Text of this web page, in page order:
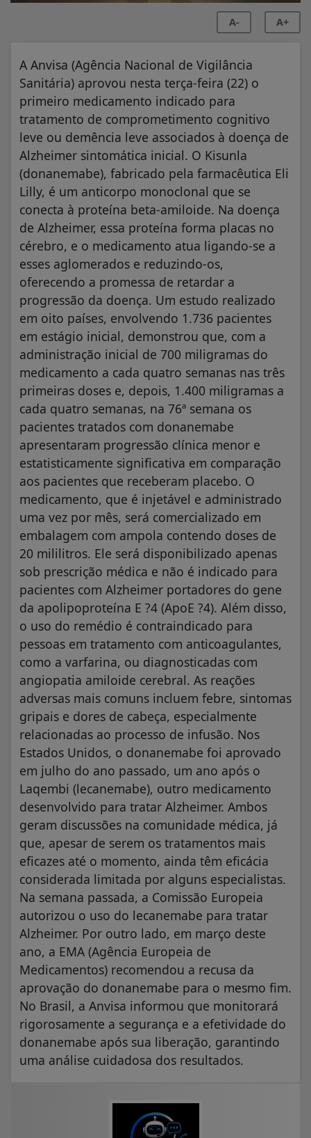
A- A+
A Anvisa (Agência Nacional de Vigilância
Sanitária) aprovou nesta terça-feira (22) o
primeiro medicamento indicado para
tratamento de comprometimento cognitivo
leve ou demência leve associados à doença de
Alzheimer sintomática inicial. O Kisunla
(donanemabe), fabricado pela farmacêutica Eli
Lilly, é um anticorpo monoclonal que se
conecta à proteína beta-amiloide. Na doença
de Alzheimer, essa proteína forma placas no
cérebro, e o medicamento atua ligando-se a
esses aglomerados e reduzindo-os,
oferecendo a promessa de retardar a
progressão da doença. Um estudo realizado
em oito países, envolvendo 1.736 pacientes
em estágio inicial, demonstrou que, com a
administração inicial de 700 miligramas do
medicamento a cada quatro semanas nas três
primeiras doses e, depois, 1.400 miligramas a
cada quatro semanas, na 76ª semana os
pacientes tratados com donanemabe
apresentaram progressão clínica menor e
estatisticamente significativa em comparação
aos pacientes que receberam placebo. O
medicamento, que é injetável e administrado
uma vez por mês, será comercializado em
embalagem com ampola contendo doses de
20 mililitros. Ele será disponibilizado apenas
sob prescrição médica e não é indicado para
pacientes com Alzheimer portadores do gene
da apolipoproteína E ?4 (ApoE ?4). Além disso,
o uso do remédio é contraindicado para
pessoas em tratamento com anticoagulantes,
como a varfarina, ou diagnosticadas com
angiopatia amiloide cerebral. As reações
adversas mais comuns incluem febre, sintomas
gripais e dores de cabeça, especialmente
relacionadas ao processo de infusão. Nos
Estados Unidos, o donanemabe foi aprovado
em julho do ano passado, um ano após o
Laqembi (lecanemabe), outro medicamento
desenvolvido para tratar Alzheimer. Ambos
geram discussões na comunidade médica, já
que, apesar de serem os tratamentos mais
eficazes até o momento, ainda têm eficácia
considerada limitada por alguns especialistas.
Na semana passada, a Comissão Europeia
autorizou o uso do lecanemabe para tratar
Alzheimer. Por outro lado, em março deste
ano, a EMA (Agência Europeia de
Medicamentos) recomendou a recusa da
aprovação do donanemabe para o mesmo fim.
No Brasil, a Anvisa informou que monitorará
rigorosamente a segurança e a efetividade do
donanemabe após sua liberação, garantindo
uma análise cuidadosa dos resultados.